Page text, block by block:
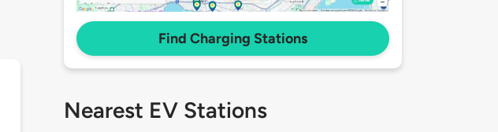
Find Charging Stations
Nearest EV Stations